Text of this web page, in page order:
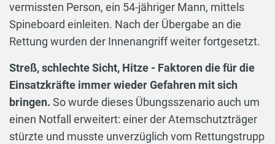
vermissten Person, ein 54-jähriger Mann, mittels
Spineboard einleiten. Nach der Übergabe an die
Rettung wurden der Innenangriff weiter fortgesetzt.
Streß, schlechte Sicht, Hitze - Faktoren die für die
Einsatzkräfte immer wieder Gefahren mit sich
bringen. So wurde dieses Übungsszenario auch um
einen Notfall erweitert: einer der Atemschutzträger
stürzte und musste unverzüglich vom Rettungstrupp